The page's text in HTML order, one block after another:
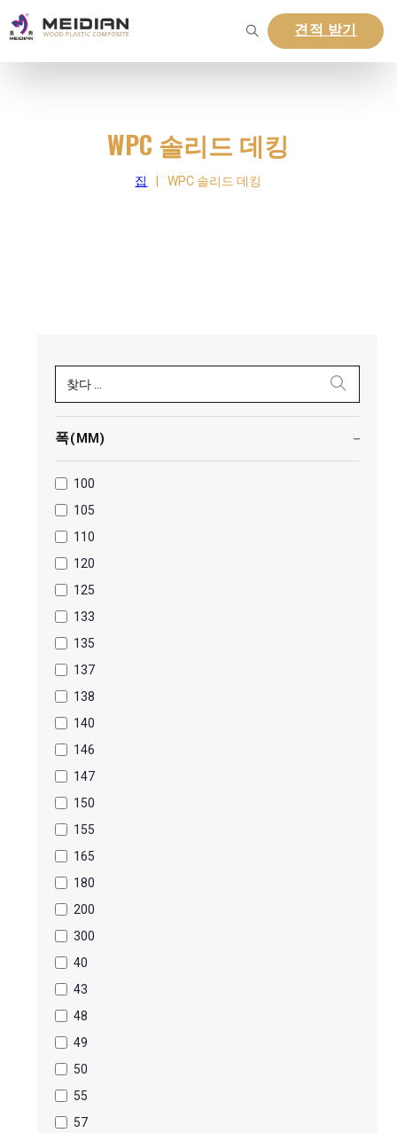
견적 받기
WPC 솔리드 데킹
집 WPC 솔리드 데킹
폭(MM)
100
105
110
120
125
133
135
137
138
140
146
147
150
155
165
180
200
300
40
43
48
49
50
55
57